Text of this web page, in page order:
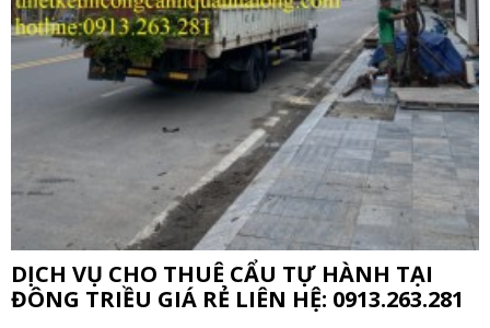
DỊCH VỤ CHO THUÊ CẨU TỰ HÀNH TẠI
ĐÔNG TRIỀU GIÁ RẺ LIÊN HỆ: 0913.263.281